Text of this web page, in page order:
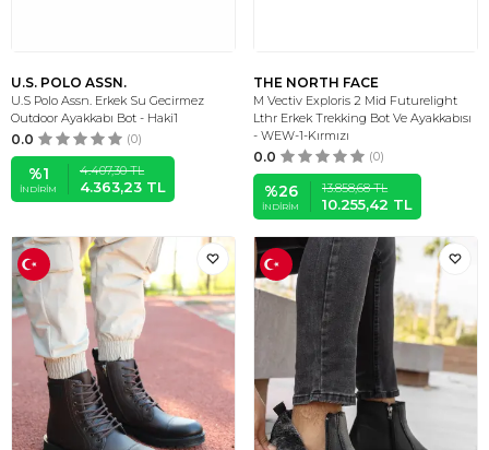
U.S. POLO ASSN.
U.S Polo Assn. Erkek Su Gecirmez
Outdoor Ayakkabı Bot - Haki1
0.0 (0)
%1
İNDIRIM
4.407,30TL
4.363,23 TL
THE NORTH FACE
M Vectiv Exploris 2 Mid Futurelight
Lthr Erkek Trekking Bot Ve Ayakkabısı
- WEW-1-Kırmızı
0.0 (0)
%26
İNDIRIM
13.858,68TL
10.255,42 TL